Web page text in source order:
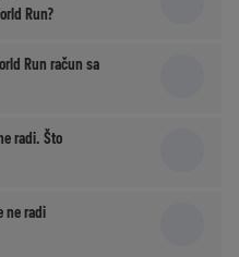
Run?
Run račun sa
radi. Što
ne radi